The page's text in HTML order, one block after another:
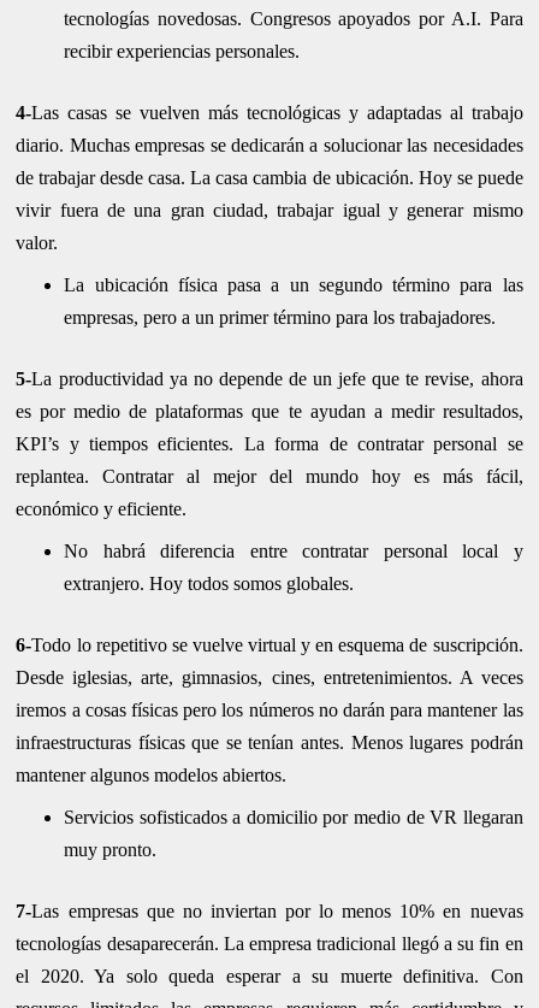
tecnologías novedosas. Congresos apoyados por A.I. Para
recibir experiencias personales.
4-Las casas se vuelven más tecnológicas y adaptadas al trabajo
diario. Muchas empresas se dedicarán a solucionar las necesidades
de trabajar desde casa. La casa cambia de ubicación. Hoy se puede
vivir fuera de una gran ciudad, trabajar igual y generar mismo
valor.
La ubicación física pasa a un segundo término para las
empresas, pero a un primer término para los trabajadores.
5-La productividad ya no depende de un jefe que te revise, ahora
es por medio de plataformas que te ayudan a medir resultados,
KPI’s y tiempos eficientes. La forma de contratar personal se
replantea. Contratar al mejor del mundo hoy es más fácil,
económico y eficiente.
No habrá diferencia entre contratar personal local y
extranjero. Hoy todos somos globales.
6-Todo lo repetitivo se vuelve virtual y en esquema de suscripción.
Desde iglesias, arte, gimnasios, cines, entretenimientos. A veces
iremos a cosas físicas pero los números no darán para mantener las
infraestructuras físicas que se tenían antes. Menos lugares podrán
mantener algunos modelos abiertos.
Servicios sofisticados a domicilio por medio de VR llegaran
muy pronto.
7-Las empresas que no inviertan por lo menos 10% en nuevas
tecnologías desaparecerán. La empresa tradicional llegó a su fin en
el 2020. Ya solo queda esperar a su muerte definitiva. Con